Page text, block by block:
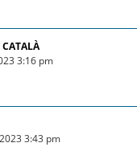
3:16 pm
3:43 pm